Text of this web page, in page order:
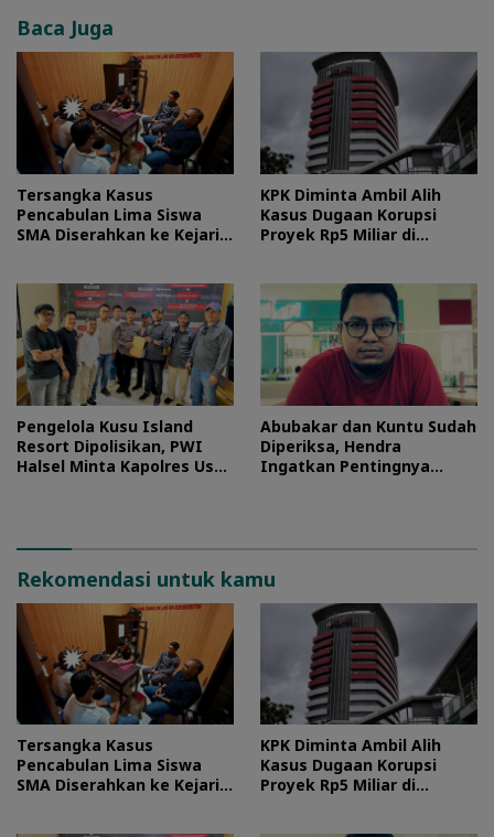
Baca Juga
Tersangka Kasus
Pencabulan Lima Siswa
SMA Diserahkan ke Kejari
KPK Diminta Ambil Alih
Kasus Dugaan Korupsi
Proyek Rp5 Miliar di
Pengelola Kusu Island
Resort Dipolisikan, PWI
Halsel Minta Kapolres Usut
Abubakar dan Kuntu Sudah
Diperiksa, Hendra
Ingatkan Pentingnya
Rekomendasi untuk kamu
Tersangka Kasus
Pencabulan Lima Siswa
SMA Diserahkan ke Kejari
KPK Diminta Ambil Alih
Kasus Dugaan Korupsi
Proyek Rp5 Miliar di